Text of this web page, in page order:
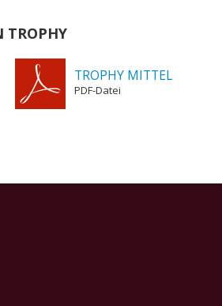
TROPHY
TROPHY MITTEL
PDF-Datei